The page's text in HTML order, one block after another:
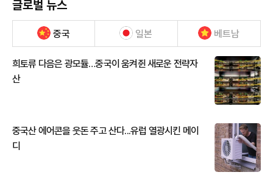
글로벌 뉴스
중국 일본 베트남
희토류 다음은 광모듈…중국이 움켜쥔 새로운 전략자
산
중국산 에어콘을 웃돈 주고 산다...유럽 열광시킨 메이
디